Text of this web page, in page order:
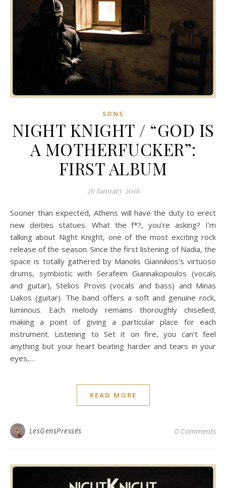
SONS
NIGHT KNIGHT / “GOD IS
A MOTHERFUCKER”:
FIRST ALBUM
26 January 2016
Sooner than expected, Athens will have the duty to erect
new deities statues. What the f*?, you’re asking? I’m
talking about Night Knight, one of the most exciting rock
release of the season. Since the first listening of Nadia, the
space is totally gathered by Manolis Giannikios’s virtuoso
drums, symbiotic with Serafeim Giannakopoulos (vocals
and guitar), Stelios Provis (vocals and bass) and Minas
Liakos (guitar). The band offers a soft and genuine rock,
luminous. Each melody remains thoroughly chiselled,
making a point of giving a particular place for each
instrument. Listening to Set it on fire, you can’t feel
anything but your heart beating harder and tears in your
eyes,…
READ MORE
LesGensPressés 0 Comments